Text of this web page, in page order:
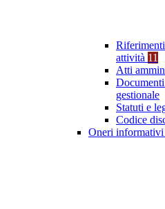
attività 11
Atti
gestionale
Statuti e
Codice
Oneri informativi